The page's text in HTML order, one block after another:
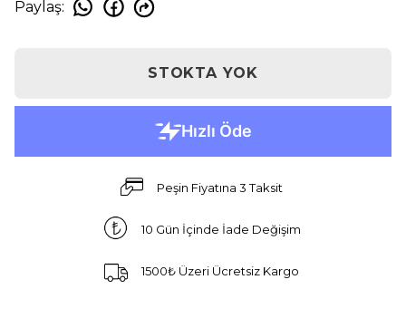
Paylaş:
STOKTA YOK
Peşin Fiyatına 3 Taksit
10 Gün İçinde İade Değişim
1500₺ Üzeri Ücretsiz Kargo